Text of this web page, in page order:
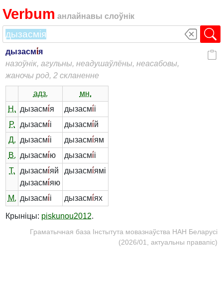
Verbum анлайнавы слоўнік
дызасмі́я
назоўнік, агульны, неадушаўлёны, неасабовы,
жаночы род, 2 скланенне
адз.
мн.
Н. дызасмі́я дызасмі́і
Р.
дызасмі́і дызасмі́й
Д. дызасмі́і дызасмі́ям
В. дызасмі́ю дызасмі́і
Т.
дызасмі́яй
дызасмі́яю
дызасмі́ямі
М. дызасмі́і дызасмі́ях
Крыніцы: piskunou2012.
Граматычная база Інстытута мовазнаўства НАН Беларусі
(2026/01, актуальны правапіс)